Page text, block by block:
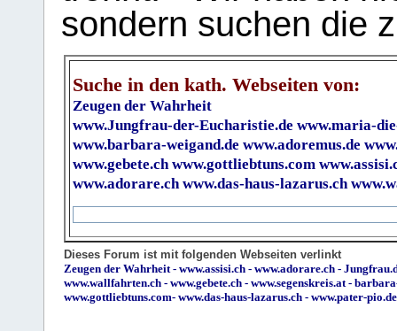
sondern suchen die
Suche in den kath. Webseiten von:
Zeugen der Wahrheit
www.Jungfrau-der-Eucharistie.de www.maria-
www.barbara-weigand.de www.adoremus.de
www.gebete.ch www.gottliebtuns.com
www.adorare.ch www.das-haus-lazarus.ch
Dieses Forum ist mit folgenden Webseiten verlinkt
Zeugen der Wahrheit- www.assisi.ch - www.adorare.ch -
www.wallfahrten.ch - www.gebete.ch - www.segenskreis.at-
www.gottliebtuns.com- www.das-haus-lazarus.ch - www.pater-pio.de